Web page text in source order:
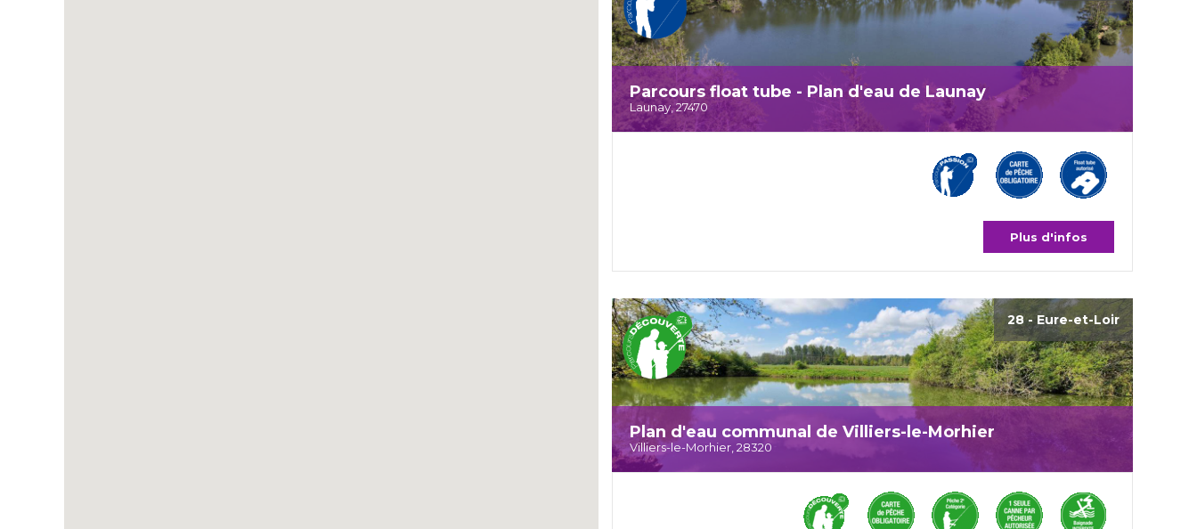
Parcours float tube - Plan d'eau de Launay
Launay, 27470
Plus d'infos
28 - Eure-et-Loir
Plan d'eau communal de Villiers-le-Morhier
Villiers-le-Morhier, 28320